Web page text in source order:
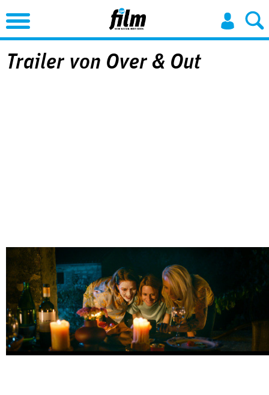
Jump to Navigation
Trailer von Over & Out